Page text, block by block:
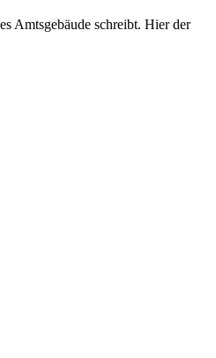
Amtsgebäude schreibt. Hier der